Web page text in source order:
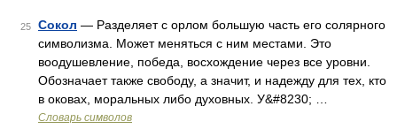
25 Сокол — Разделяет с орлом большую часть его солярного
символизма. Может меняться с ним местами. Это
воодушевление, победа, восхождение через все уровни.
Обозначает также свободу, а значит, и надежду для тех, кто
в оковах, моральных либо духовных. У&#8230; …
Словарь символов